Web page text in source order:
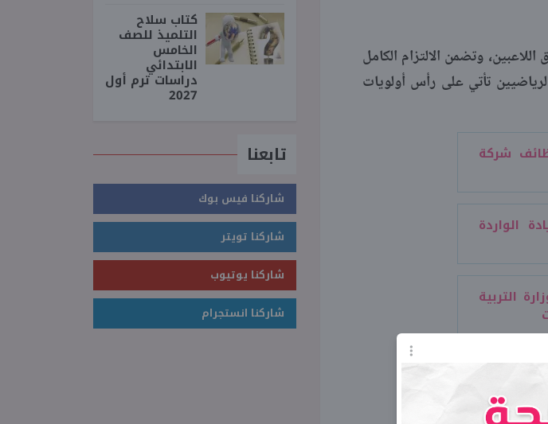
وتضمن الالتزام الكامل
تأتي على رأس أولويات
وظائف شركة
الواردة
التربية
مشاركته
كتاب سلاح
التلميذ للصف
الخامس
الابتدائي
دراسات ترم أول
2027
تابعنا
شاركنا فيس بوك
شاركنا تويتر
شاركنا يوتيوب
شاركنا انستجرام